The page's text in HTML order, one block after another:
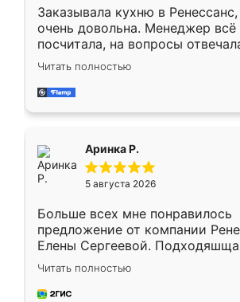
Заказывала кухню в
очень довольна. Менеджер всё
посчитала, на вопросы
Замерщик приехал в субботу,
делу со всей
за день, ребята работали
Читать полностью
Аринка Р.
5 августа 2026
Больше всех мне понравилось
предложение от компании
Елены Сергеевой.
короткие сроки изготовления.
для замера сотрудник
предложил по моему эскизу
Читать полностью